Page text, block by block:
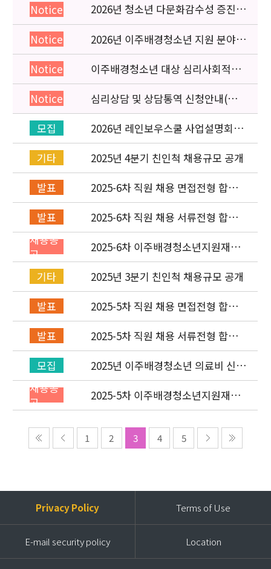
Notice
2026년 청소년 다문화감수성 증진
프로그램 「다가감」신청기관 안내
Notice
2026년 이주배경청소년 지원 분야
종사자 역량강화 교육 일정 안내
Notice
이주배경청소년 대상 심리사회적응
검사 연수동영상 개편 안내
Notice
심리상담 및 상담통역 신청안내(의뢰
서첨부)
모집
2026년 레인보우스쿨 사업설명회(온
라인) 안내
기타
2025년 4분기 친인척 채용규모 공개
발표
2025-6차 직원 채용 면접전형 합격
자 발표 및 적격심사 안내
발표
2025-6차 직원 채용 서류전형 합격
자 발표 및 면접전형 안내
채용공
고
2025-6차 이주배경청소년지원재단
직원(기획운영실) 채용공고
(~11/16)
기타
2025년 3분기 친인척 채용규모 공개
발표
2025-5차 직원 채용 면접전형 합격
자 발표 및 적격심사 안내
발표
2025-5차 직원 채용 서류전형 합격
자 발표 및 면접전형 안내
모집
2025년 이주배경청소년 의료비 신청
(3차) 안내
채용공
고
2025-5차 이주배경청소년지원재단
직원(개발협력부) 채용공고 (~9/14)
1 2 3 4 5
Privacy Policy Terms of Use
E-mail security policy Location